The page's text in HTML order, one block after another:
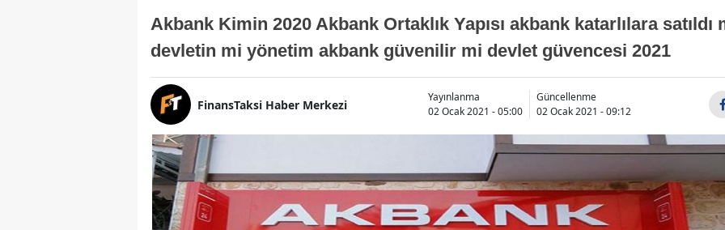
Akbank Kimin 2020 Akbank Ortaklık Yapısı akbank katarlılara
devletin mi yönetim akbank güvenilir mi devlet güvencesi 2021
FinansTaksi Haber Merkezi
Yayınlanma
02 Ocak 2021 - 05:00
Güncellenme
02 Ocak 2021 - 09:12